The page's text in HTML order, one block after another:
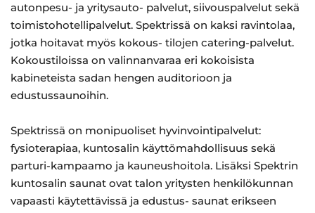
autonpesu- ja yritysauto- palvelut, siivouspalvelut sekä
toimistohotellipalvelut. Spektrissä on kaksi ravintolaa,
jotka hoitavat myös kokous- tilojen catering-palvelut.
Kokoustiloissa on valinnanvaraa eri kokoisista
kabineteista sadan hengen auditorioon ja
edustussaunoihin.
Spektrissä on monipuoliset hyvinvointipalvelut:
fysioterapiaa, kuntosalin käyttömahdollisuus sekä
parturi-kampaamo ja kauneushoitola. Lisäksi Spektrin
kuntosalin saunat ovat talon yritysten henkilökunnan
vapaasti käytettävissä ja edustus- saunat erikseen